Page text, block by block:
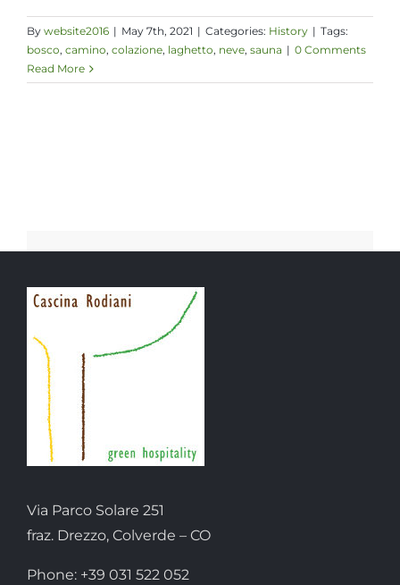
By website2016 | May 7th, 2021 | Categories: History | Tags:
bosco, camino, colazione, laghetto, neve, sauna | 0 Comments
Read More
Via Parco Solare 251
fraz. Drezzo, Colverde – CO
Phone: +39 031 522 052